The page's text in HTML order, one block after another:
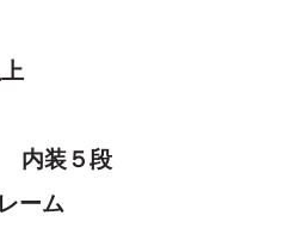
内装５段
ーム